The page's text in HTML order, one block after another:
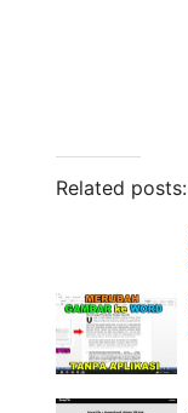
Related posts: